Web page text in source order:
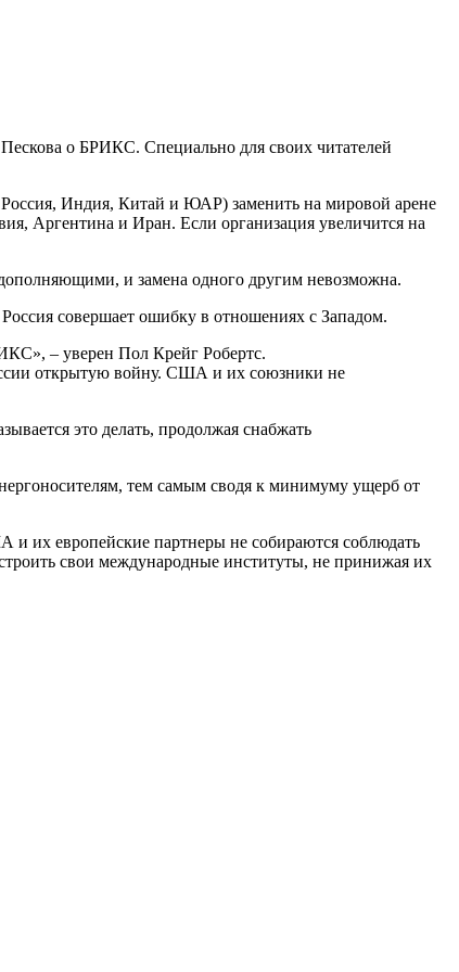
о БРИКС. Специально для своих читателей
Индия, Китай и ЮАР) заменить на мировой арене
Аргентина и Иран. Если организация увеличится на
и замена одного другим невозможна.
совершает ошибку в отношениях с Западом.
– уверен Пол Крейг Робертс.
открытую войну. США и их союзники не
это делать, продолжая снабжать
тем самым сводя к минимуму ущерб от
их европейские партнеры не собираются соблюдать
свои международные институты, не принижая их